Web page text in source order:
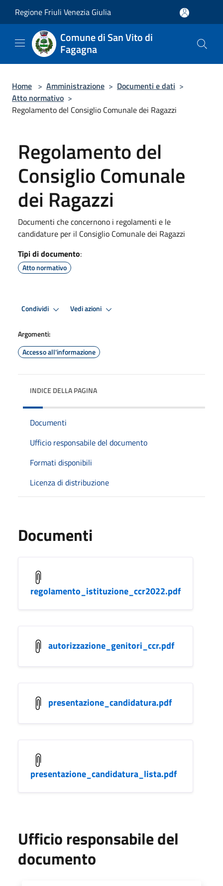
Regione Friuli Venezia Giulia
Comune di San Vito di
Fagagna
Home > Amministrazione > Documenti e dati >
Atto normativo >
Regolamento del Consiglio Comunale dei Ragazzi
Regolamento del
Consiglio Comunale
dei Ragazzi
Documenti che concernono i regolamenti e le
candidature per il Consiglio Comunale dei Ragazzi
Tipi di documento:
Atto normativo
Condividi Vedi azioni
Argomenti:
Accesso all'informazione
INDICE DELLA PAGINA
Documenti
Ufficio responsabile del documento
Formati disponibili
Licenza di distribuzione
Documenti
regolamento_istituzione_ccr2022.pdf
autorizzazione_genitori_ccr.pdf
presentazione_candidatura.pdf
presentazione_candidatura_lista.pdf
Ufficio responsabile del
documento